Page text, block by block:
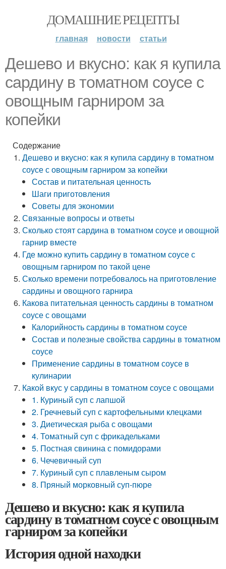
ДОМАШНИЕ РЕЦЕПТЫ
главная новости статьи
Дешево и вкусно: как я купила
сардину в томатном соусе с
овощным гарниром за
копейки
Содержание
Дешево и вкусно: как я купила сардину в томатном
соусе с овощным гарниром за копейки
Состав и питательная ценность
Шаги приготовления
Советы для экономии
Связанные вопросы и ответы
Сколько стоят сардина в томатном соусе и овощной
гарнир вместе
Где можно купить сардину в томатном соусе с
овощным гарниром по такой цене
Сколько времени потребовалось на приготовление
сардины и овощного гарнира
Какова питательная ценность сардины в томатном
соусе с овощами
Калорийность сардины в томатном соусе
Состав и полезные свойства сардины в томатном
соусе
Применение сардины в томатном соусе в
кулинарии
Какой вкус у сардины в томатном соусе с овощами
1. Куриный суп с лапшой
2. Гречневый суп с картофельными клецками
3. Диетическая рыба с овощами
4. Томатный суп с фрикадельками
5. Постная свинина с помидорами
6. Чечевичный суп
7. Куриный суп с плавленым сыром
8. Пряный морковный суп-пюре
Дешево и вкусно: как я купила
сардину в томатном соусе с овощным
гарниром за копейки
История одной находки